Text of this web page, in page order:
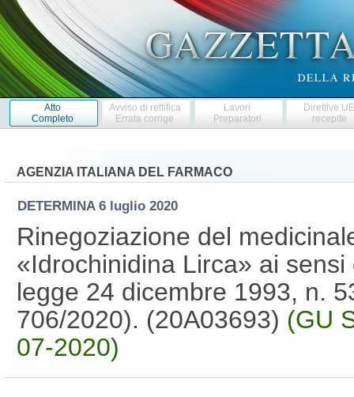
Atto
Completo
Avviso di rettifica
Errata corrige
Lavori
Preparatori
Direttive
recepite
AGENZIA ITALIANA DEL FARMACO
DETERMINA 6 luglio 2020
Rinegoziazione del
«Idrochinidina Lirca» ai
legge 24 dicembre 1993, n.
706/2020). (20A03693) (GU
07-2020)